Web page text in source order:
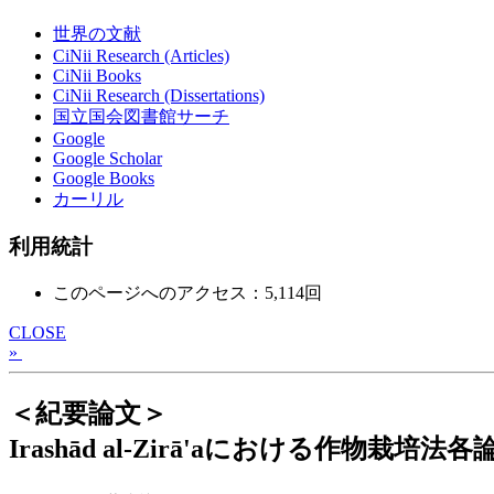
世界の文献
CiNii Research (Articles)
CiNii Books
CiNii Research (Dissertations)
国立国会図書館サーチ
Google
Google Scholar
Google Books
カーリル
利用統計
このページへのアクセス：5,114回
CLOSE
»
＜紀要論文＞
Irashād al-Zirā'aにおける作物栽培法各